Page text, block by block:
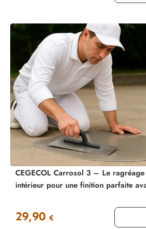
CEGECOL Carrosol 3 – Le
intérieur pour une finition parfaite
29,90 €